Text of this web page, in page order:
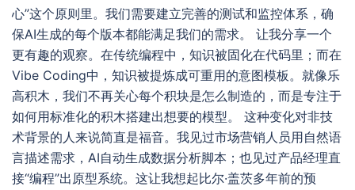
心”这个原则里。我们需要建立完善的测试和监控体系，确
保AI生成的每个版本都能满足我们的需求。 让我分享一个
更有趣的观察。在传统编程中，知识被固化在代码里；而在
Vibe Coding中，知识被提炼成可重用的意图模板。就像乐
高积木，我们不再关心每个积块是怎么制造的，而是专注于
如何用标准化的积木搭建出想要的模型。 这种变化对非技
术背景的人来说简直是福音。我见过市场营销人员用自然语
言描述需求，AI自动生成数据分析脚本；也见过产品经理直
接“编程”出原型系统。这让我想起比尔·盖茨多年前的预